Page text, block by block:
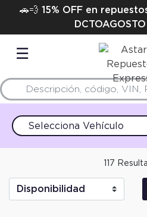
🚗💨 15% OFF en
☰
Selecciona Vehículo
117